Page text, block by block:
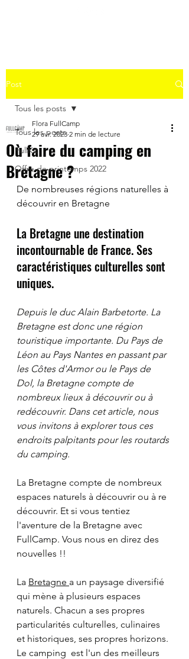
Post
Tous les posts
FullKit
Offre de printemps 2022
Tous les posts
Où faire du camping en
Bretagne ?
Flora FullCamp
29 avr. 2023 2 min de lecture
De nombreuses régions naturelles à
découvrir en Bretagne
La Bretagne une destination
incontournable de France. Ses
caractéristiques culturelles sont
uniques.
Depuis le duc Alain Barbetorte. La
Bretagne est donc une région
touristique importante. Du Pays de
Léon au Pays Nantes en passant par
les Côtes d'Armor ou le Pays de
Dol, la Bretagne compte de
nombreux lieux à découvrir ou à
redécouvrir. Dans cet article, nous
vous invitons à explorer tous ces
endroits palpitants pour les routards
du camping.
La Bretagne compte de nombreux
espaces naturels à découvrir ou à re
découvrir. Et si vous tentiez
l'aventure de la Bretagne avec
FullCamp. Vous nous en direz des
nouvelles !!
La Bretagne a un paysage diversifié
qui mène à plusieurs espaces
naturels. Chacun a ses propres
particularités culturelles, culinaires
et historiques, ses propres horizons.
Le camping  est l'un des meilleurs